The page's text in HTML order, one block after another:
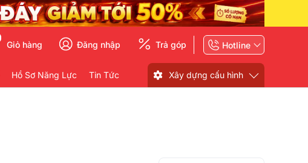
Giỏ hàng Đăng nhập Trả góp Hotline
Hồ Sơ Năng Lực Tin Tức Xây dựng cấu hình